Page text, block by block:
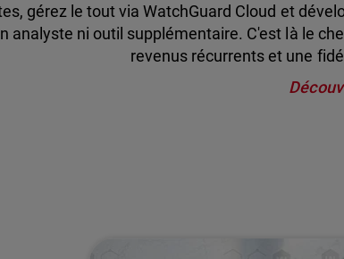
gérez le tout via WatchGuard Cloud et
analyste ni outil supplémentaire. C'est là le
revenus récurrents et une